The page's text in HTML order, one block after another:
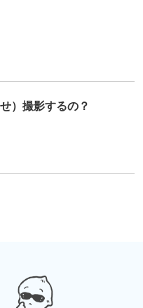
）撮影するの？